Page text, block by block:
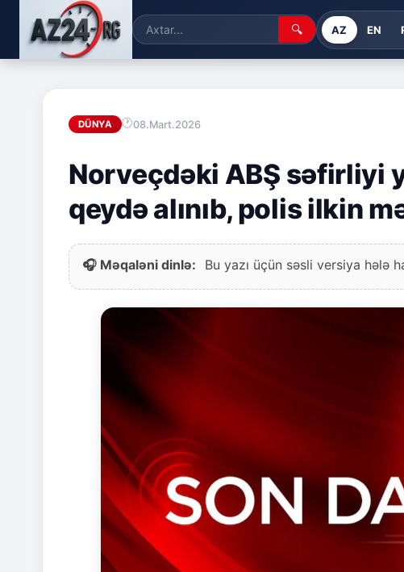
🔍 AZ EN
DÜNYA 08.Mart.2026
Norveçdəki ABŞ səfirliyi
qeydə alınıb, polis ilkin
🎧 Məqaləni dinlə: Bu yazı üçün səsli versiya hələ